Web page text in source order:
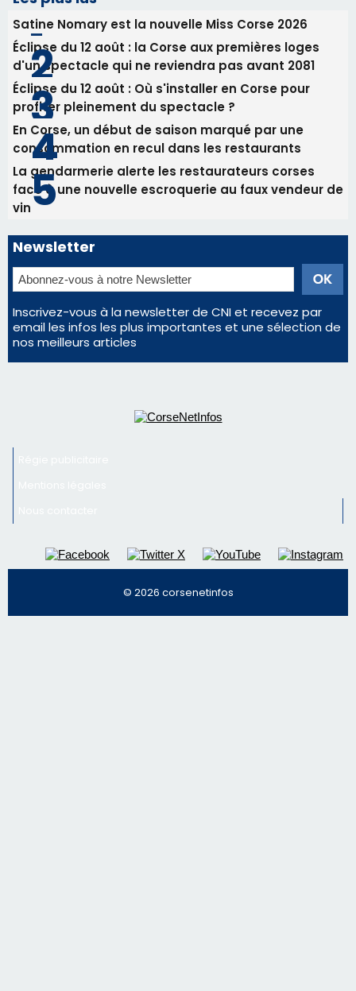
31/07/2026 08:22
82ème anniversaire de la disparition du
Commandant Antoine de Saint Exupery
Les plus lus
Satine Nomary est la nouvelle Miss Corse 2026
Éclipse du 12 août : la Corse aux premières loges
d'un spectacle qui ne reviendra pas avant 2081
Éclipse du 12 août : Où s'installer en Corse pour
profiter pleinement du spectacle ?
En Corse, un début de saison marqué par une
consommation en recul dans les restaurants
La gendarmerie alerte les restaurateurs corses
face à une nouvelle escroquerie au faux vendeur de